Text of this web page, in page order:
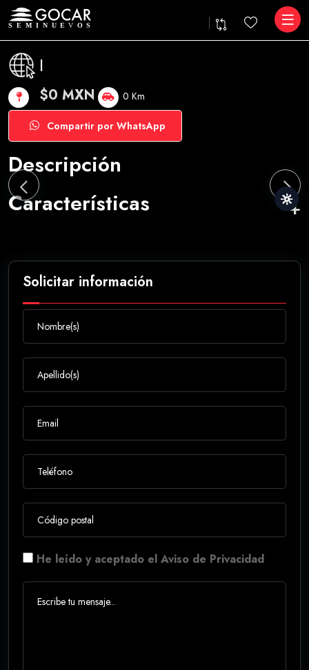
|
$0 MXN 0 Km
Compartir por WhatsApp
Descripción
Características
Solicitar información
He leído y aceptado el Aviso de Privacidad